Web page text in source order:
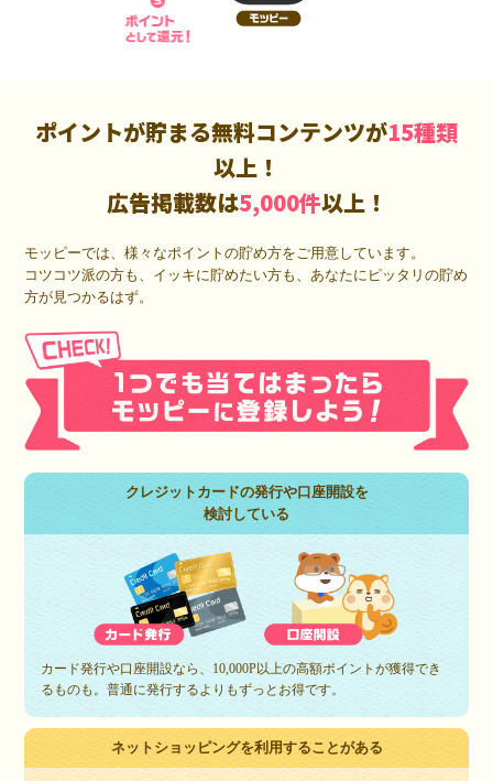
ポイントが貯まる無料コンテンツが15種類
以上！
広告掲載数は5,000件以上！
モッピーでは、様々なポイントの貯め方をご用意しています。
コツコツ派の方も、イッキに貯めたい方も、あなたにピッタリの貯め
方が見つかるはず。
クレジットカードの発行や口座開設を
検討している
カード発行や口座開設なら、10,000P以上の高額ポイントが獲得でき
るものも。普通に発行するよりもずっとお得です。
ネットショッピングを利用することがある